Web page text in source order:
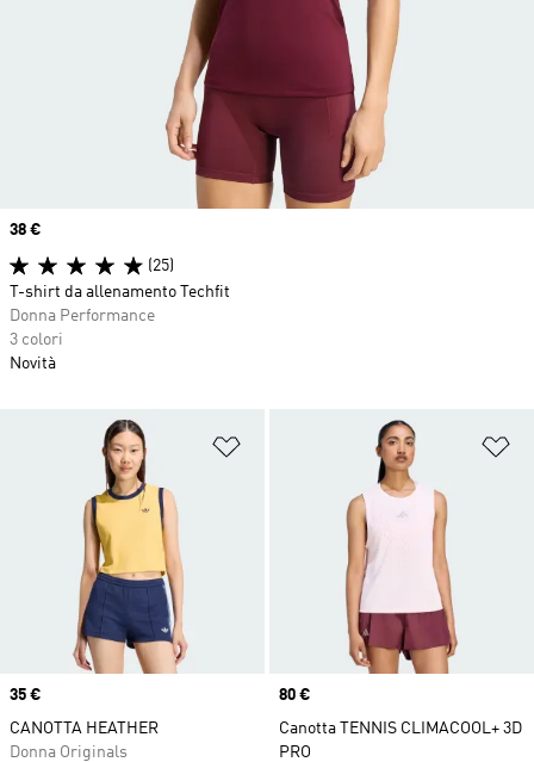
Aggiungi alla lista dei desideri
Price
35 €
CANOTTA HEATHER
Donna Originals
Price
80 €
Canotta TENNIS CLIMACOOL+ 3D
PRO
Price
38 €
(25)
T-shirt da allenamento Techfit
Donna Performance
3 colori
Novità